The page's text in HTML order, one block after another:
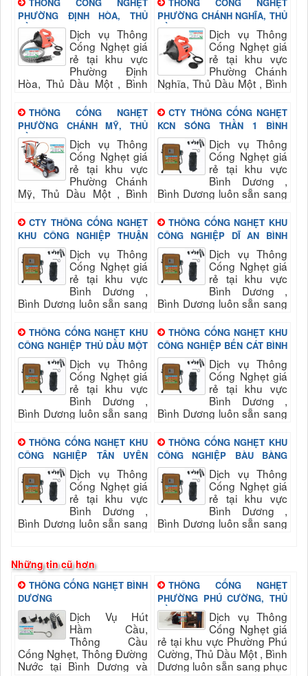
PHƯỜNG ĐỊNH HÒA, THỦ
DẦU MỘT , BÌNH DƯƠNG
Dịch vụ Thông
Cống Nghẹt giá
rẻ tại khu vực
Phường Định
Hòa, Thủ Dầu Một , Bình
vụ quý khách nhanh và
đảm bảo uy tín, chất...
PHƯỜNG CHÁNH NGHĨA, THỦ
DẦU MỘT , BÌNH DƯƠNG
Dịch vụ Thông
Cống Nghẹt giá
rẻ tại khu vực
Phường Chánh
Nghĩa, Thủ Dầu Một , Bình
vụ quý khách nhanh và
đảm bảo uy tín, chất...
THÔNG CỐNG NGHẸT
PHƯỜNG CHÁNH MỸ, THỦ
DẦU MỘT , BÌNH DƯƠNG
Dịch vụ Thông
Cống Nghẹt giá
rẻ tại khu vực
Phường Chánh
Mỹ, Thủ Dầu Một , Bình
vụ quý khách nhanh và
đảm bảo uy tín, chất...
CTY THÔNG CỐNG NGHẸT
KCN SÓNG THẦN 1 BÌNH
DƯƠNG
Dịch vụ Thông
Cống Nghẹt giá
rẻ tại khu vực
Bình Dương ,
Bình Dương luôn sẵn sang
và đảm bảo uy tín, chất
lượng hài long quý...
CTY THÔNG CỐNG NGHẸT
KHU CÔNG NGHIỆP THUẬN
AN BÌNH DƯƠNGDịch vụ Thông
Cống Nghẹt giá
rẻ tại khu vực
Bình Dương ,
Bình Dương luôn sẵn sang
và đảm bảo uy tín, chất
lượng hài long quý...
THÔNG CỐNG NGHẸT KHU
CÔNG NGHIỆP DĨ AN BÌNH
DƯƠNG
Dịch vụ Thông
Cống Nghẹt giá
rẻ tại khu vực
Bình Dương ,
Bình Dương luôn sẵn sang
và đảm bảo uy tín, chất
lượng hài long quý...
THÔNG CỐNG NGHẸT KHU
CÔNG NGHIỆP THỦ DẦU MỘT
BÌNH DƯƠNGDịch vụ Thông
Cống Nghẹt giá
rẻ tại khu vực
Bình Dương ,
Bình Dương luôn sẵn sang
và đảm bảo uy tín, chất
lượng hài long quý...
THÔNG CỐNG NGHẸT KHU
CÔNG NGHIỆP BẾN CÁT BÌNH
DƯƠNG
Dịch vụ Thông
Cống Nghẹt giá
rẻ tại khu vực
Bình Dương ,
Bình Dương luôn sẵn sang
và đảm bảo uy tín, chất
lượng hài long quý...
THÔNG CỐNG NGHẸT KHU
CÔNG NGHIỆP TÂN UYÊN
BÌNH DƯƠNGDịch vụ Thông
Cống Nghẹt giá
rẻ tại khu vực
Bình Dương ,
Bình Dương luôn sẵn sang
lượng hài long quý...
THÔNG CỐNG NGHẸT KHU
CÔNG NGHIỆP BÀU BÀNG
BÌNH DƯƠNGDịch vụ Thông
Cống Nghẹt giá
rẻ tại khu vực
Bình Dương ,
Bình Dương luôn sẵn sang
Những tin cũ hơn
THÔNG CỐNG NGHẸT BÌNH
DƯƠNG
Dịch Vụ Hút
Hầm Cầu,
Thông Cầu
Cống Nghẹt, Thông Đường
Nước tại Bình Dương và
THÔNG CỐNG NGHẸT
PHƯỜNG PHÚ CƯỜNG, THỦ
DẦU MỘT , BÌNH DƯƠNG
Dịch vụ Thông
Cống Nghẹt giá
rẻ tại khu vực Phường Phú
Cường, Thủ Dầu Một , Bình
Dương luôn sẵn sang phục